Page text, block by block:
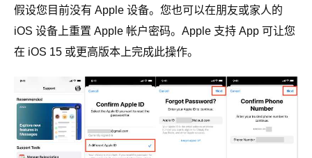
假设您目前没有 Apple 设备。您也可以在朋友或家人的
iOS 设备上重置 Apple 帐户密码。Apple 支持 App 可让您
在 iOS 15 或更高版本上完成此操作。